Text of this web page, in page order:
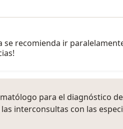
recomienda ir
para el diagnóstico
interconsultas con las